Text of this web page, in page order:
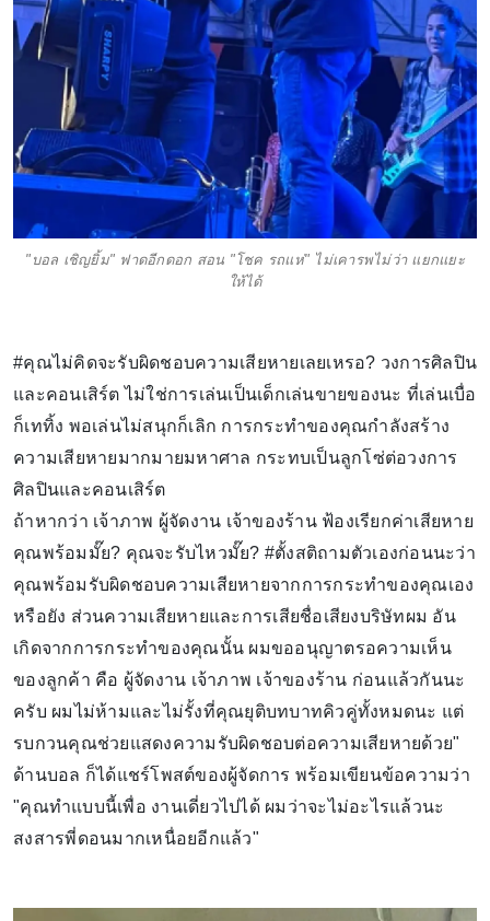
"บอล เชิญยิ้ม" ฟาดอีกดอก สอน "โชค รถแห่" ไม่เคารพไม่ว่า แยกแยะ
ให้ได้
#คุณไม่คิดจะรับผิดชอบความเสียหายเลยเหรอ? วงการศิลปิน
และคอนเสิร์ต ไม่ใช่การเล่นเป็นเด็กเล่นขายของนะ ที่เล่นเบื่อ
ก็เททิ้ง พอเล่นไม่สนุกก็เลิก การกระทำของคุณกำลังสร้าง
ความเสียหายมากมายมหาศาล กระทบเป็นลูกโซ่ต่อวงการ
ศิลปินและคอนเสิร์ต
ถ้าหากว่า เจ้าภาพ ผู้จัดงาน เจ้าของร้าน ฟ้องเรียกค่าเสียหาย
คุณพร้อมมั๊ย? คุณจะรับไหวมั๊ย? #ตั้งสติถามตัวเองก่อนนะว่า
คุณพร้อมรับผิดชอบความเสียหายจากการกระทำของคุณเอง
หรือยัง ส่วนความเสียหายและการเสียชื่อเสียงบริษัทผม อัน
เกิดจากการกระทำของคุณนั้น ผมขออนุญาตรอความเห็น
ของลูกค้า คือ ผู้จัดงาน เจ้าภาพ เจ้าของร้าน ก่อนแล้วกันนะ
ครับ ผมไม่ห้ามและไม่รั้งที่คุณยุติบทบาทคิวคู่ทั้งหมดนะ แต่
รบกวนคุณช่วยแสดงความรับผิดชอบต่อความเสียหายด้วย"
ด้านบอล ก็ได้แชร์โพสต์ของผู้จัดการ พร้อมเขียนข้อความว่า
"คุณทำแบบนี้เพื่อ งานเดี่ยวไปได้ ผมว่าจะไม่อะไรแล้วนะ
สงสารพี่ดอนมากเหนื่อยอีกแล้ว"